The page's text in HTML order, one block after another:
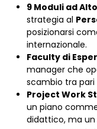
9 Moduli ad
strategia al
posizionarsi
internazionale.
Faculty di
manager che
scambio tra pari
Project Work
un piano
didattico, ma